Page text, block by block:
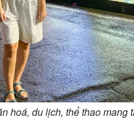
hoá, du lịch, thể thao mang